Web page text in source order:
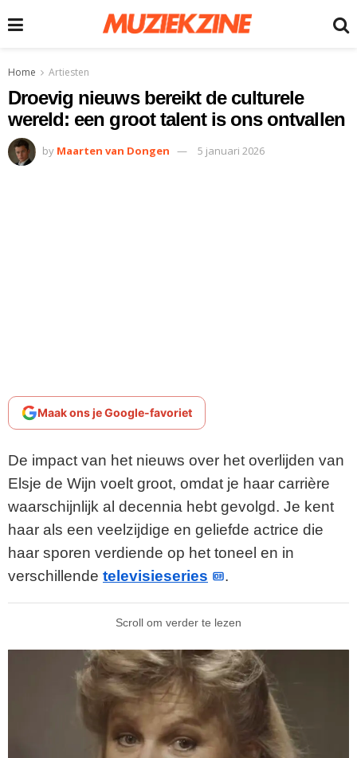
Home Artiesten
Droevig nieuws bereikt de culturele
wereld: een groot talent is ons ontvallen
by Maarten van Dongen 5 januari 2026
Maak ons je Google-favoriet
De impact van het nieuws over het overlijden van
Elsje de Wijn voelt groot, omdat je haar carrière
waarschijnlijk al decennia hebt gevolgd. Je kent
haar als een veelzijdige en geliefde actrice die
haar sporen verdiende op het toneel en in
verschillende televisieseries .
Scroll om verder te lezen